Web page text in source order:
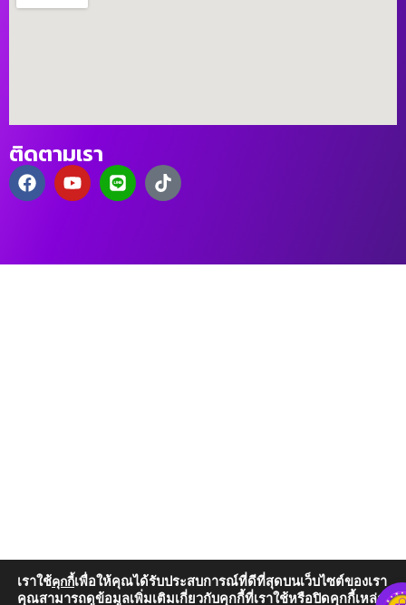
ติดตามเรา
เราใช้คุกกี้เพื่อให้คุณได้รับประสบการณ์ที่ดีที่สุดบนเว็บไซต์ของเรา
คุณสามารถดูข้อมูลเพิ่มเติมเกี่ยวกับคุกกี้ที่เราใช้หรือปิดคุกกี้เหล่านั้น